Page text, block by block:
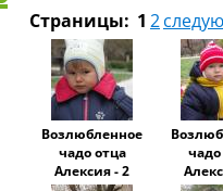
Страницы: 1 2
Возлюбленное
чадо отца
Алексия - 2